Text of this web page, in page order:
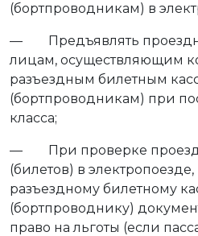
(бортпроводникам) в
— Предъявлять
лицам, осуществляющим
разъездным билетным
(бортпроводникам) при
класса;
— При проверке
(билетов) в
разъездному билетному
(бортпроводнику)
право на льготы (если